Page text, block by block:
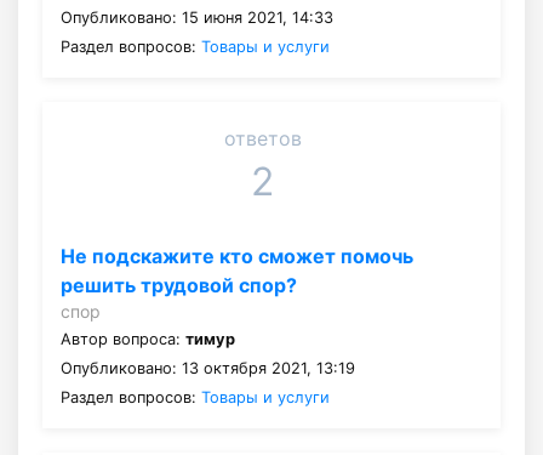
Опубликовано: 15 июня 2021, 14:33
Раздел вопросов: Товары и услуги
ответов
2
Не подскажите кто сможет помочь
решить трудовой спор?
спор
Автор вопроса: тимур
Опубликовано: 13 октября 2021, 13:19
Раздел вопросов: Товары и услуги